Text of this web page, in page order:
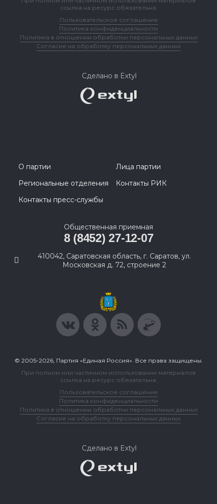
ссылка на ресурс обязательна.
Пользовательское соглашение
Политика конфиденциальности
Политика в отношении обработки персональных данных
Согласие на обработку персональных данных
Сделано в Extyl
О партии
Лица партии
Региональные отделения
Контакты РИК
Контакты пресс-службы
Общественная приемная
8 (8452) 27-12-07
410042, Саратовская область, г. Саратов, ул.
Московская д. 72, строение 2
© 2005-2026, Партия «Единая Россия». Все права защищены.
При полном или частичном использовании материалов
ссылка на ресурс обязательна.
Пользовательское соглашение
Политика конфиденциальности
Политика в отношении обработки персональных данных
Согласие на обработку персональных данных
Сделано в Extyl